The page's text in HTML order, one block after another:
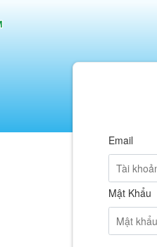
Email
Mật Khẩu